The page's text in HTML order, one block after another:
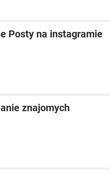
Posty na instagramie
znajomych